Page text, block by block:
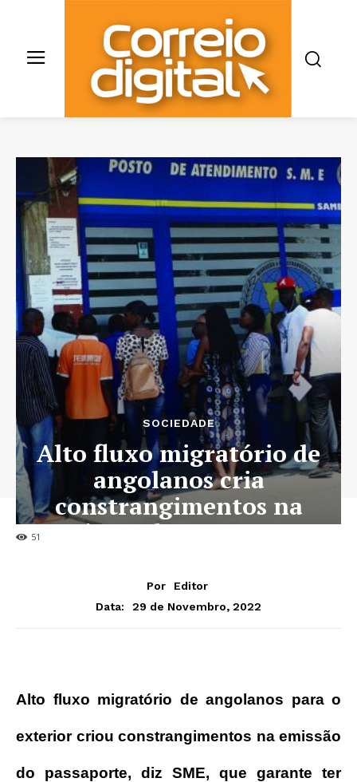
51
SOCIEDADE
Alto fluxo migratório de
angolanos cria
constrangimentos na
emissão do passaporte
Por
Editor
Data:
29 de Novembro, 2022
Alto fluxo migratório de angolanos para o
exterior criou constrangimentos na emissão
do passaporte, diz SME, que garante ter